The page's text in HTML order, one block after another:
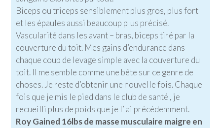
Biceps ou triceps sensiblement plus gros, plus fort
et les épaules aussi beaucoup plus précisé.
Vascularité dans les avant – bras, biceps tiré par la
couverture du toit. Mes gains d’endurance dans
chaque coup de levage simple avec la couverture du
toit. Il me semble comme une bête sur ce genre de
choses. Je reste d’obtenir une nouvelle fois. Chaque
fois que je mis le pied dans le club de santé , je
recueilli plus de poids que je l’ ai précédemment.
Roy Gained 16lbs de masse musculaire maigre en